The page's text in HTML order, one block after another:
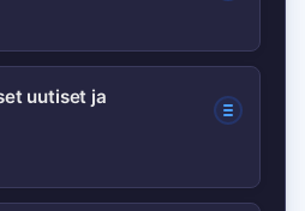
tuoreeseen tai
joka on
selviävät
uutiset ja